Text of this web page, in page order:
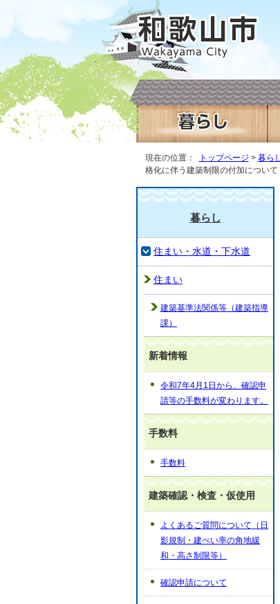
現在の位置： トップページ > 暮ら
格化に伴う建築制限の付加について
暮らし
住まい・水道・下水道
住まい
建築基準法関係等（建築指導
課）
新着情報
令和7年4月1日から、確認申
請等の手数料が変わります。
手数料
手数料
建築確認・検査・仮使用
よくあるご質問について（日
影規制・建ぺい率の角地緩
和・高さ制限等）
確認申請について